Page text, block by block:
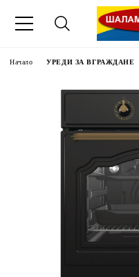
Начало УРЕДИ ЗА ВГРАЖДАНЕ